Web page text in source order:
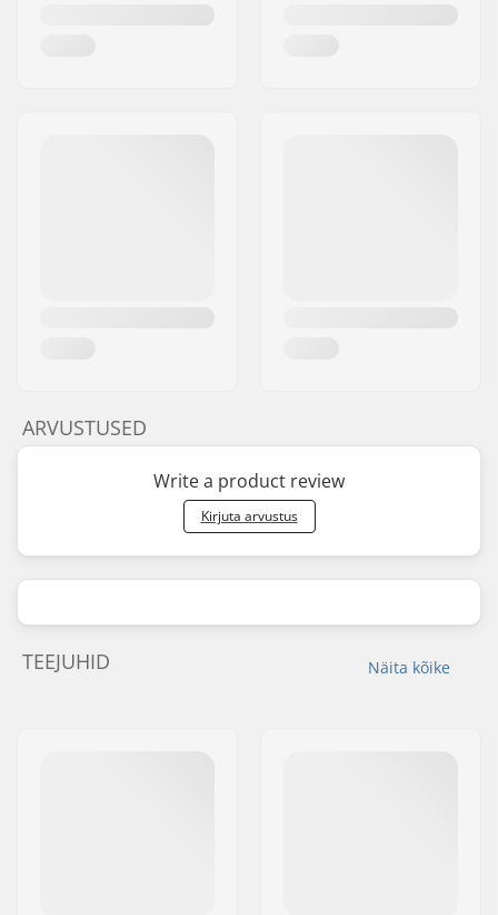
ARVUSTUSED
Write a product review
Kirjuta arvustus
Näita kõike
TEEJUHID